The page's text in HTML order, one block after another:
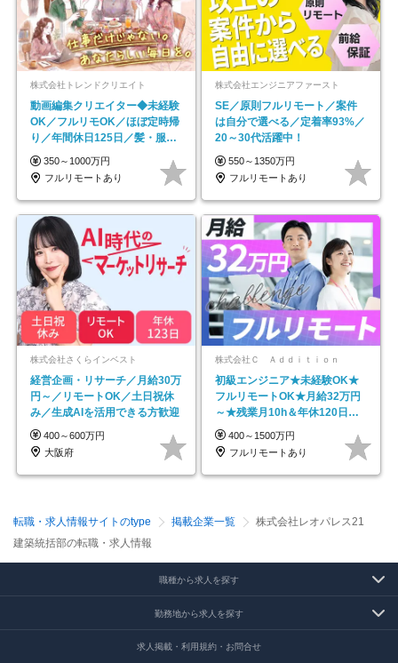
株式会社トレンドクリエイト
動画編集クリエイター◆未経験
OK／フルリモOK／ほぼ定時帰
り／年間休日125日／髪・服・
ネイル自由／副業OK
350～1000万円
フルリモートあり
株式会社エンジニアファースト
SE／原則フルリモート／案件
は自分で選べる／定着率93%／
20～30代活躍中！
550～1350万円
フルリモートあり
株式会社さくらインベスト
経営企画・リサーチ／月給30万
円～／リモートOK／土日祝休
み／生成AIを活用できる方歓迎
400～600万円
大阪府
株式会社Ｃ Ａｄｄｉｔｉｏｎ
初級エンジニア★未経験OK★
フルリモートOK★月給32万円
～★残業月10h＆年休120日以
上★副業可
400～1500万円
フルリモートあり
転職・求人情報サイトのtype 掲載企業一覧
株式会社レオパレス21
建築統括部の転職・求人情報
職種から求人を探す
勤務地から求人を探す
求人掲載・利用規約・お問合せ